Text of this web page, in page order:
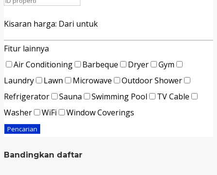
Kisaran harga: Dari untuk
Fitur lainnya
Air Conditioning
Barbeque Dryer
Gym
Laundry
Lawn Microwave
Outdoor Shower
Refrigerator
Sauna Swimming Pool
TV Cable
Washer
WiFi Window Coverings
Pencarian
Bandingkan daftar